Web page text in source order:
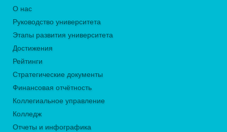
О нас
Руководство университета
Этапы развития университета
Достижения
Рейтинги
Стратегические документы
Финансовая отчётность
Коллегиальное управление
Колледж
Отчеты и инфографика